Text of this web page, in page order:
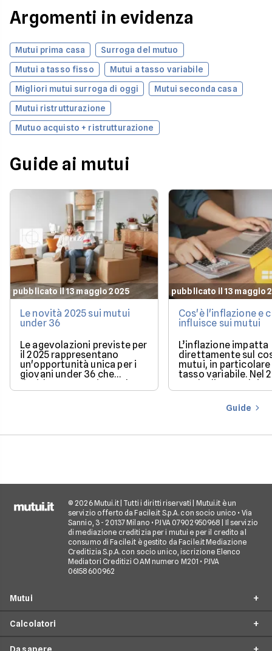
Argomenti in evidenza
Mutui prima casa
Surroga del mutuo
Mutui a tasso fisso
Mutui a tasso variabile
Migliori mutui surroga di oggi
Mutui seconda casa
Mutui ristrutturazione
Mutuo acquisto + ristrutturazione
Guide ai mutui
pubblicato il 13 maggio 2025
Le novità 2025 sui mutui
under 36
Le agevolazioni previste per
il 2025 rappresentano
un'opportunità unica per i
giovani under 36 che
desiderano acquistare la
loro prima casa.
pubblicato il 13 maggio
Cos'è l'inflazione e
influisce sui mutui
L’inflazione impatta
direttamente sul
mutui, in particolare
tasso variabile. Nel
con la discesa dei
il mercato offre
più favorevoli per
finanziareGuide
© 2026 Mutui.it | Tutti i diritti riservati | Mutui.it è un
servizio offerto da Facile.it S.p.A. con socio unico • Via
Sannio, 3 - 20137 Milano • P.IVA 07902950968 | Il servizio
di mediazione creditizia per i mutui e per il credito al
consumo di Facile.it è gestito da Facile.it Mediazione
Creditizia S.p.A. con socio unico, iscrizione Elenco
Mediatori Creditizi OAM numero M201 • P.IVA
06158600962
Mutui
Calcolatori